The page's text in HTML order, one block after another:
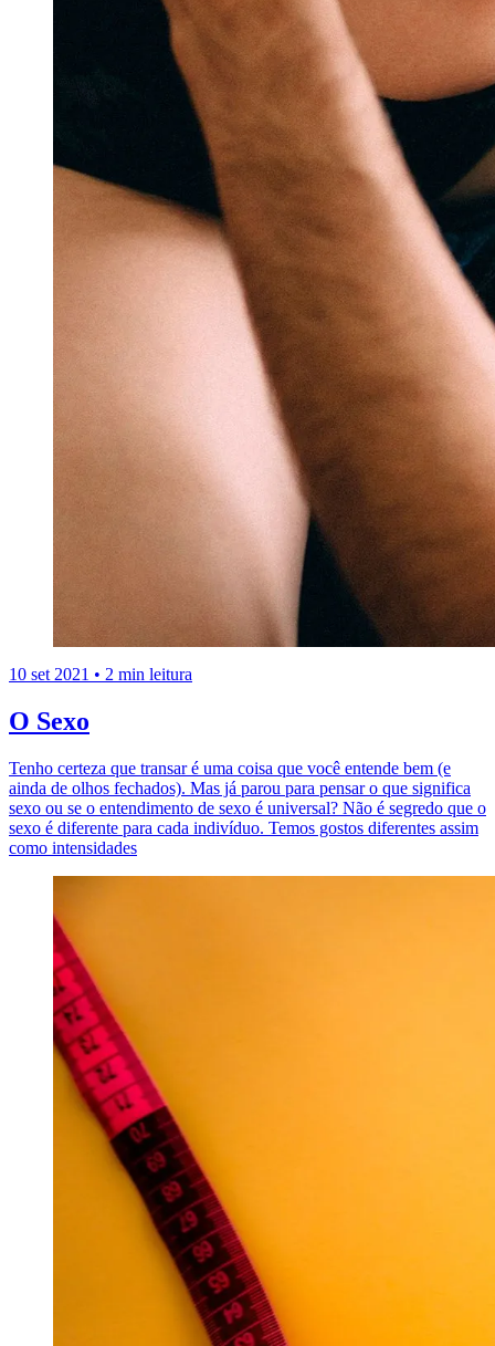
10 set 2021 • 2 min leitura
O Sexo
Tenho certeza que transar é uma coisa que você entende bem (e
ainda de olhos fechados). Mas já parou para pensar o que significa
sexo ou se o entendimento de sexo é universal? Não é segredo que o
sexo é diferente para cada indivíduo. Temos gostos diferentes assim
como intensidades